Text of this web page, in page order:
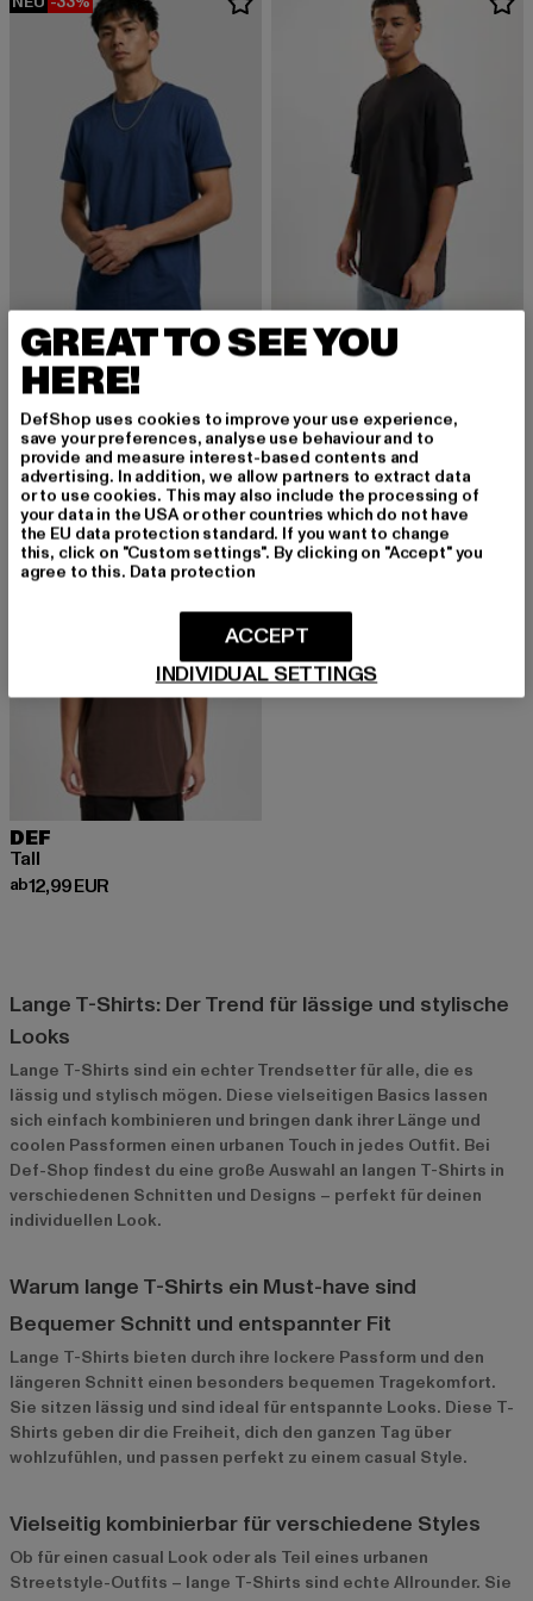
URBAN CLASSICS
Shaped Long
10,04 EUR
Derzeitiger Preis: 10,04 EUR
14,99 EUR Aktionspreis: 14,99 EUR
DEF
Tall
DEF
Tall
ab12,99 EUR
Derzeitiger Preis: ab 12,99 EUR
Lange T-Shirts: Der Trend für lässige und stylische
Looks
Lange T-Shirts sind ein echter Trendsetter für alle, die es
lässig und stylisch mögen. Diese vielseitigen Basics lassen
sich einfach kombinieren und bringen dank ihrer Länge und
coolen Passformen einen urbanen Touch in jedes Outfit. Bei
Def-Shop findest du eine große Auswahl an langen T-Shirts in
verschiedenen Schnitten und Designs – perfekt für deinen
individuellen Look.
Warum lange T-Shirts ein Must-have sind
Bequemer Schnitt und entspannter Fit
Lange T-Shirts bieten durch ihre lockere Passform und den
längeren Schnitt einen besonders bequemen Tragekomfort.
Sie sitzen lässig und sind ideal für entspannte Looks. Diese T-
Shirts geben dir die Freiheit, dich den ganzen Tag über
wohlzufühlen, und passen perfekt zu einem casual Style.
Vielseitig kombinierbar für verschiedene Styles
Ob für einen casual Look oder als Teil eines urbanen
Streetstyle-Outfits – lange T-Shirts sind echte Allrounder. Sie
GREAT TO SEE YOU
HERE!
DefShop uses cookies to improve your use experience,
save your preferences, analyse use behaviour and to
provide and measure interest-based contents and
advertising. In addition, we allow partners to extract data
or to use cookies. This may also include the processing of
your data in the USA or other countries which do not have
the EU data protection standard. If you want to change
this, click on "Custom settings". By clicking on "Accept" you
agree to this. Data protection
INDIVIDUAL SETTINGS
ACCEPT